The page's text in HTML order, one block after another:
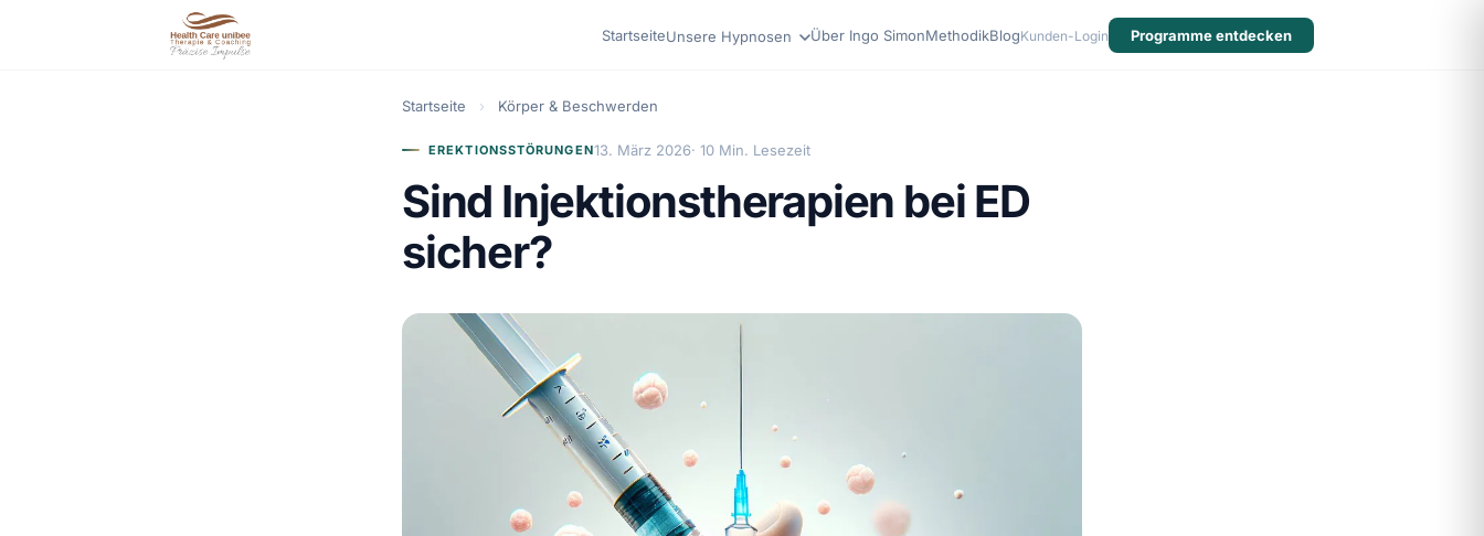
StartseiteUnsere Hypnosen Über Ingo SimonMethodikBlogKunden-Login Programme entdecken
Startseite › Körper & Beschwerden
EREKTIONSSTÖRUNGEN13. März 2026· 10 Min. Lesezeit
Sind Injektionstherapien bei ED
sicher?